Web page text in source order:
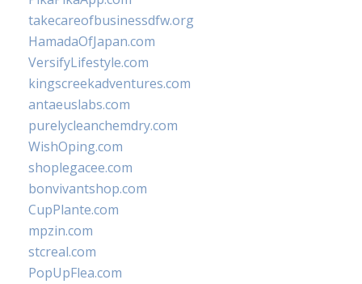
takecareofbusinessdfw.org
HamadaOfJapan.com
VersifyLifestyle.com
kingscreekadventures.com
antaeuslabs.com
purelycleanchemdry.com
WishOping.com
shoplegacee.com
bonvivantshop.com
CupPlante.com
mpzin.com
stcreal.com
PopUpFlea.com